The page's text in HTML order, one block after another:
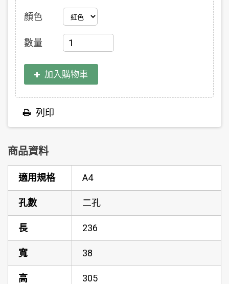
顏色
數量
加入購物車
列印
商品資料
適用規格 A4
孔數 二孔
長 236
寬 38
高 305